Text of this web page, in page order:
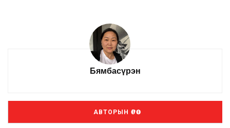
Бямбасүрэн
АВТОРЫН ӨРӨӨ